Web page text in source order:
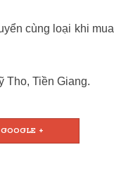
cùng loại khi mua
Tho, Tiền Giang.
GOOGLE +